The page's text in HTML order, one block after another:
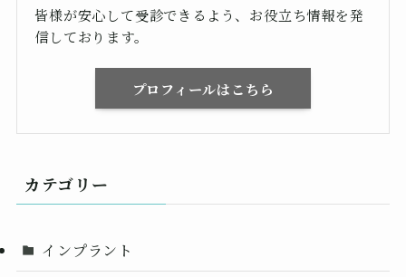
皆様が安心して受診できるよう、お役立ち情報を発
信しております。
プロフィールはこちら
カテゴリー
インプラント